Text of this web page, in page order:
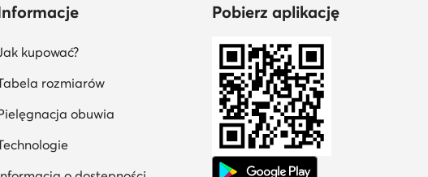
kupować?
rozmiarów
obuwia
Pobierz aplikację